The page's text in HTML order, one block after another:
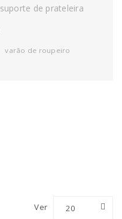
suporte de prateleira
varão de roupeiro
Ver 20